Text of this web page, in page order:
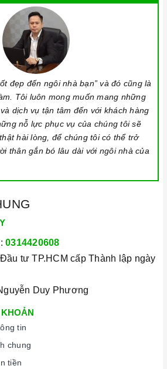
đẹp đến ngôi nhà bạn” và đó cũng là
Tôi luôn mong muốn mang những
dịch vụ tận tâm đến với khách hàng
nỗ lực phục vụ của chúng tôi sẽ
hài lòng, để chúng tôi có thể trở
thân gắn bó lâu dài với ngôi nhà của
0314420608
tư TP.HCM cấp Thành lập ngày
Duy Phương
tin
chung
tiền